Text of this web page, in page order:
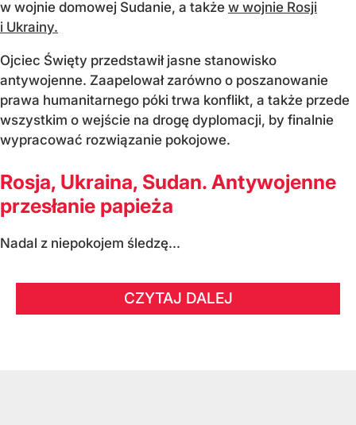
w wojnie domowej Sudanie, a także w wojnie Rosji
i Ukrainy.
Ojciec Święty przedstawił jasne stanowisko
antywojenne. Zaapelował zarówno o poszanowanie
prawa humanitarnego póki trwa konflikt, a także przede
wszystkim o wejście na drogę dyplomacji, by finalnie
wypracować rozwiązanie pokojowe.
Rosja, Ukraina, Sudan. Antywojenne
przesłanie papieża
Nadal z niepokojem śledzę...
CZYTAJ DALEJ